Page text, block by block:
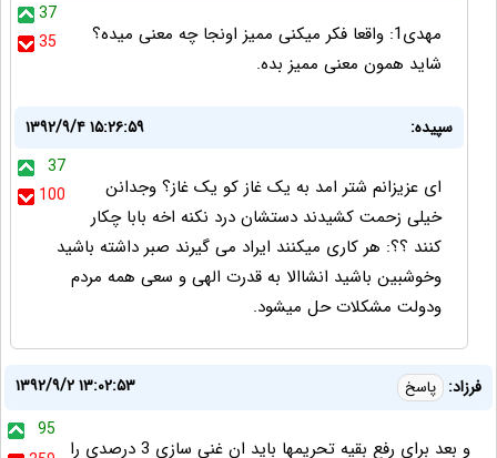
37
35
مهدی1: واقعا فکر میکنی ممیز اونجا چه معنی میده؟
شاید همون معنی ممیز بده.
سپیده:
۱۳۹۲/۹/۴ ۱۵:۲۶:۵۹
37
100
ای عزیزانم شتر امد به یک غاز کو یک غاز؟ وجدانن
خیلی زحمت کشیدند دستشان درد نکنه اخه بابا چکار
کنند ؟؟: هر کاری میکنند ایراد می گیرند صبر داشته باشید
وخوشبین باشید انشاالا به قدرت الهی و سعی همه مردم
ودولت مشکلات حل میشود.
فرزاد: پاسخ
۱۳۹۲/۹/۲ ۱۳:۰۲:۵۳
95
و بعد براي رفع بقيه تحريمها بايد ان غني سازي 3 درصدي را